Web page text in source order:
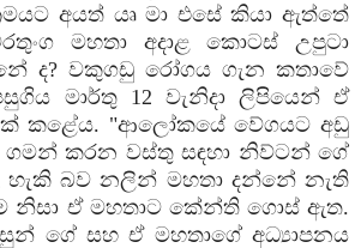
අයත් යෘ මා එසේ කියා ඇත්තේ
මහතා අදාළ කොටස්‌ උපුටා
ද? වකුගඩු රෝගය ගැන කතාවේ
මාර්තු 12 වැනිදා ලිපියෙන් ඒ
කළේය. "ආලෝකයේ වේගයට අඩු
ගමන් කරන වස්‌තු සඳහා නිව්ටන් ගේ
හැකි බව නලින් මහතා දන්නේ නැති
නිසා ඒ මහතාට කේන්ති ගොස්‌ ඇත.
ගේ සහ ඒ මහතාගේ අධ්‍යාපනය